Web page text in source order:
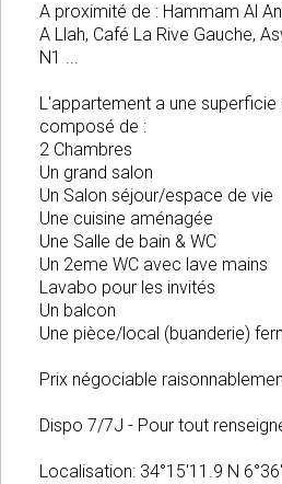
A proximité de : Hammam Al
A Llah, Café La Rive Gauche,
N1 ...
L'appartement a une
composé de :
2 Chambres
Un grand salon
Un Salon séjour/espace de vie
Une cuisine aménagée
Une Salle de bain & WC
Un 2eme WC avec lave mains
Lavabo pour les invités
Un balcon
Une pièce/local (buanderie)
Prix négociable
Dispo 7/7J - Pour tout
Localisation: 34°15'11.9 N